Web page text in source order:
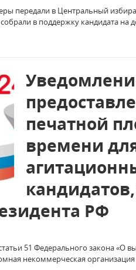
передали в Центральный
в поддержку кандидата на
печатной
времени
РФ
51 Федерального закона «О
некоммерческая